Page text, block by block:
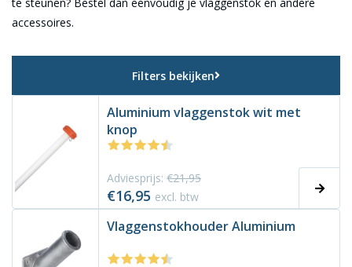
accessoires.
Filters bekijken
Aluminium vlaggenstok wit met
knop
Adviesprijs: €21,95
€16,95 excl. btw
Vlaggenstokhouder Aluminium